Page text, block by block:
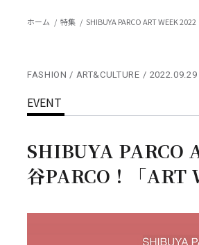
ホーム 特集 SHIBUYA PARCO ART WEEK
FASHION / ART&CULTURE 2022.09.29
EVENT
SHIBUYA PARCO
谷PARCO！「ART